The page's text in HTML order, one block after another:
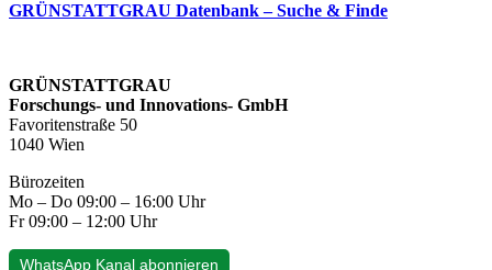
GRÜNSTATTGRAU Datenbank – Suche & Finde
GRÜNSTATTGRAU
Forschungs- und Innovations- GmbH
Favoritenstraße 50
1040 Wien
Bürozeiten
Mo – Do 09:00 – 16:00 Uhr
Fr 09:00 – 12:00 Uhr
WhatsApp Kanal abonnieren